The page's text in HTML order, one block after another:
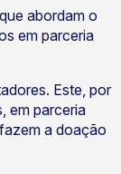
abordam o
em parceria
Este, por
em parceria
a doação